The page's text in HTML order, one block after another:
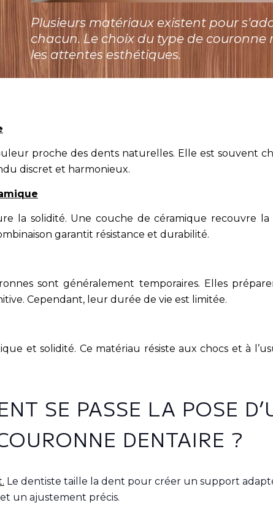
Plusieurs matériaux existent pour
chacun. Le choix du type de
les attentes esthétiques.
proche des dents naturelles. Elle est souvent
discret et harmonieux.
la solidité. Une couche de céramique recouvre
garantit résistance et durabilité.
sont généralement temporaires. Elles
Cependant, leur durée de vie est limitée.
et solidité. Ce matériau résiste aux chocs et à
SE PASSE LA POSE
DENTAIRE ?
Le dentiste taille la dent pour créer un support
un ajustement précis.